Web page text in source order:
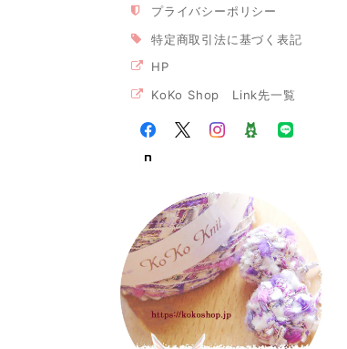
プライバシーポリシー
特定商取引法に基づく表記
HP
KoKo Shop Link先一覧